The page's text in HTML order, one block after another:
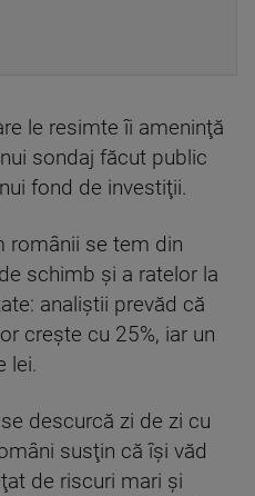
le resimte îi ameninţă
sondaj făcut public
fond de investiţii.
românii se tem din
schimb şi a ratelor la
analiştii prevăd că
creşte cu 25%, iar un
lei.
descurcă zi de zi cu
susţin că îşi văd
de riscuri mari şi